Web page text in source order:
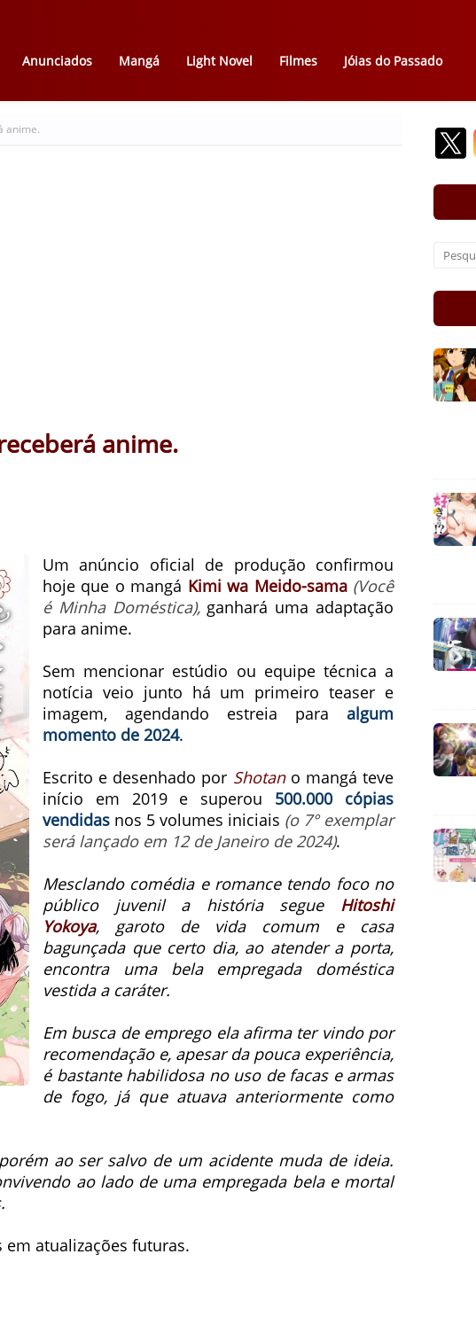
Anunciados Mangá Light Novel Filmes Jóias do Passado
anime.
anime.
Um anúncio oficial de produção confirmou
hoje que o mangá Kimi wa Meido-sama (Você
é Minha Doméstica),ganhará uma adaptação
para anime.
Sem mencionar estúdio ou equipe técnica a
notícia veio junto há um primeiro teaser e
imagem, agendando estreia para algum
momento de 2024.
Escrito e desenhado por Shotano mangá teve
início em 2019 e superou 500.000 cópias
vendidas nos 5 volumes iniciais (o 7° exemplar
será lançado em 12 de Janeiro de 2024).
Mesclando comédia e romance tendo foco no
público juvenil a história segue Hitoshi
Yokoya, garoto de vida comum e casa
bagunçada que certo dia, ao atender a porta,
encontra uma bela empregada doméstica
vestida a caráter.
Em busca de emprego ela afirma ter vindo por
recomendação e, apesar da pouca experiência,
é bastante habilidosa no uso de facas e armas
de fogo, já que atuava anteriormente como
ao ser salvo de um acidente muda de ideia.
ao lado de uma empregada bela e mortal
atualizações futuras.